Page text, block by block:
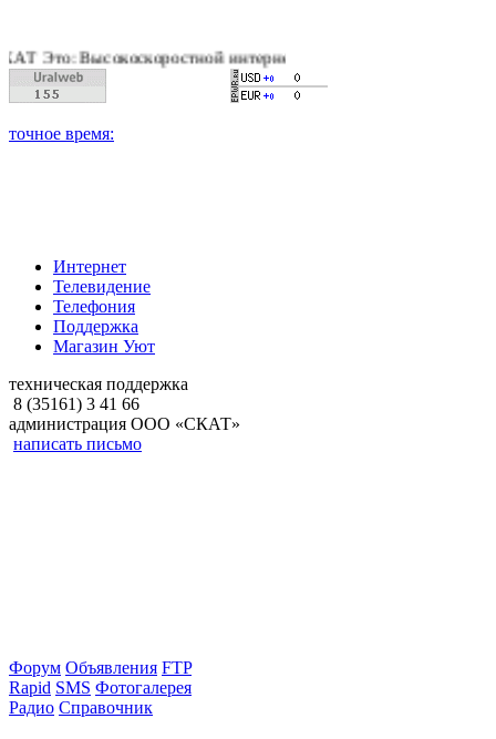
интернет, качественное цифровое и
Интернет
Телевидение
Телефония
Поддержка
Магазин Уют
техническая поддержка
8 (35161) 3 41 66
администрация ООО «СКАТ»
написать письмо
Форум Объявления FTP
Rapid SMS Фотогалерея
Радио Справочник